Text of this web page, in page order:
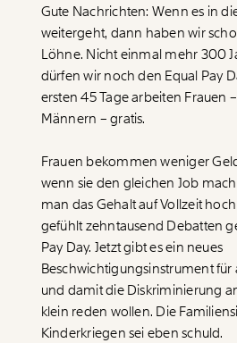
Koalitions-Kompass
Arbeitslosenrechner
Care-Rechner
Befristungs-Monitor
Pflegerechner
Parlagram
Über uns
Team
Jahresberichte
Pressebereich
Jobs & Fellowships
Gute Nachrichten: Wenn es in
weitergeht, dann haben wir
Löhne. Nicht einmal mehr 300
dürfen wir noch den Equal Pay
ersten 45 Tage arbeiten Frauen
Männern – gratis.
Frauen bekommen weniger
wenn sie den gleichen Job
man das Gehalt auf Vollzeit
gefühlt zehntausend Debatten
Pay Day. Jetzt gibt es ein neues
Beschwichtigungsinstrument für
und damit die Diskriminierung
klein reden wollen. Die
Kinderkriegen sei eben schuld.